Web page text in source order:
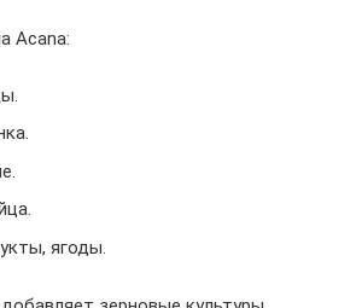
Acana:
ягоды.